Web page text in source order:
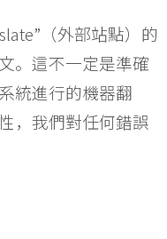
（外部站點）的
。這不一定是準確
統進行的機器翻
，我們對任何錯誤